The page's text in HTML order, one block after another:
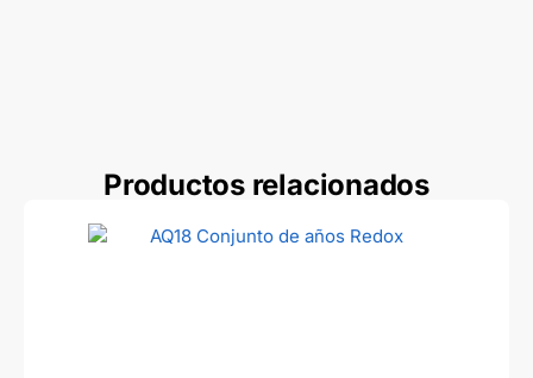
Productos relacionados